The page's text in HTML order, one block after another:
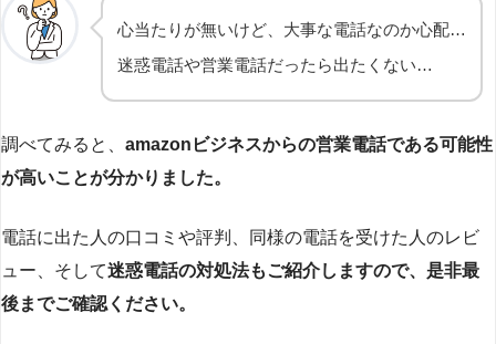
心当たりが無いけど、大事な電話なのか心配…
迷惑電話や営業電話だったら出たくない…
調べてみると、 amazonビジネスからの営業電話である可能性
が高いことが分かりました。
電話に出た人の口コミや評判、同様の電話を受けた人のレビ
ュー、そして迷惑電話の対処法もご紹介しますので、是非最
後までご確認ください。